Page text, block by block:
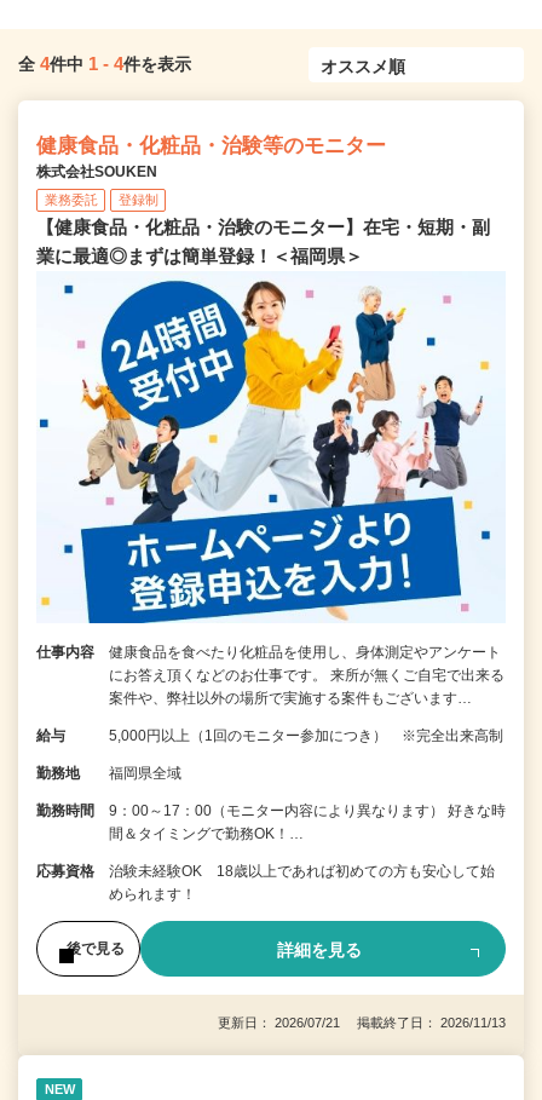
全 4件中 1 - 4件を表示
健康食品・化粧品・治験等のモニター
株式会社SOUKEN
業務委託 登録制
【健康食品・化粧品・治験のモニター】在宅・短期・副
業に最適◎まずは簡単登録！＜福岡県＞
仕事内容
健康食品を食べたり化粧品を使用し、身体測定やアンケート
にお答え頂くなどのお仕事です。 来所が無くご自宅で出来る
案件や、弊社以外の場所で実施する案件もございます…
給与 5,000円以上（1回のモニター参加につき） ※完全出来高制
勤務地 福岡県全域
勤務時間
9：00～17：00（モニター内容により異なります） 好きな時
間＆タイミングで勤務OK！…
応募資格
治験未経験OK 18歳以上であれば初めての方も安心して始
められます！
後で見る 詳細を見る
更新日： 2026/07/21 掲載終了日： 2026/11/13
NEW